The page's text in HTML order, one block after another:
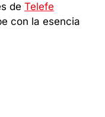
deTelefe
con la esencia